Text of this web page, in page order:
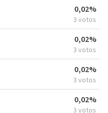
0,02%
3 votos
0,02%
3 votos
0,02%
3 votos
0,02%
3 votos